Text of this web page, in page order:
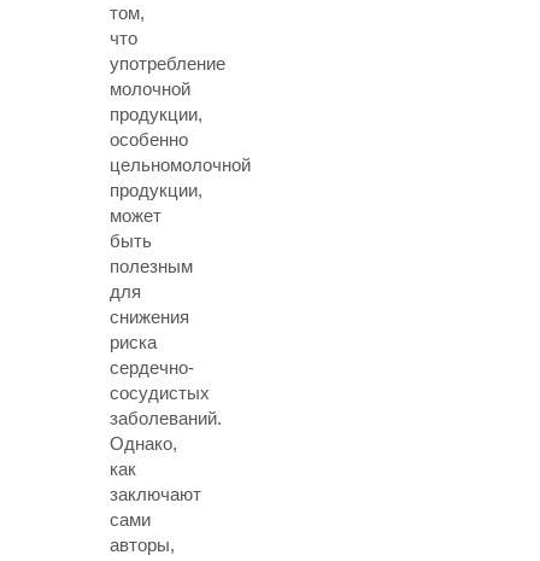
том,
что
употребление
молочной
продукции,
особенно
цельномолочной
продукции,
может
быть
полезным
для
снижения
риска
сердечно-
сосудистых
заболеваний.
Однако,
как
заключают
сами
авторы,